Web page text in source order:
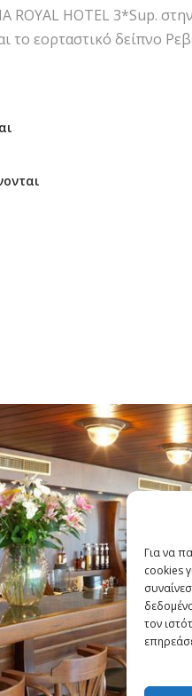
Για να
cookies
τον
ROYAL HOTEL 3*Sup.
το εορταστικό δείπνο